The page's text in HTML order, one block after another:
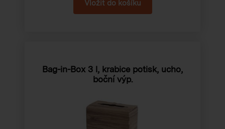
Bag-in-Box 3 l, krabice potisk, ucho,
boční výp.